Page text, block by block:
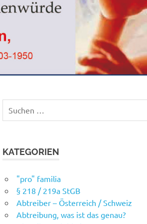
Suchen
KATEGORIEN
"pro" familia
§ 218 / 219a StGB
Abtreiber – Österreich / Schweiz
Abtreibung, was ist das genau?